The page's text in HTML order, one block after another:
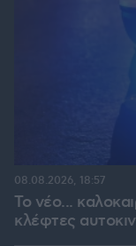
Το νέο...
κλέφτες
08.08.2026, 18:57